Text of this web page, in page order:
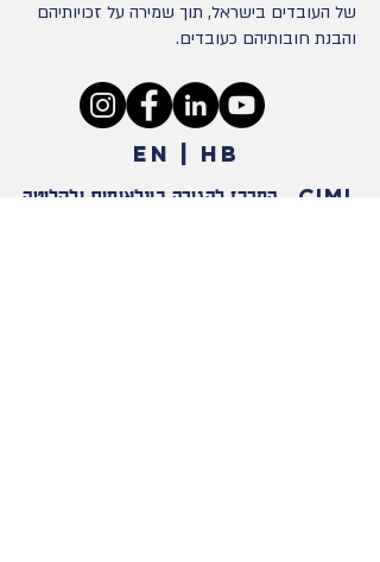
של העובדים בישראל, תוך שמירה על זכויותיהם
והבנת חובותיהם כעובדים.
EN | HB
CIMI המרכז להגירה בינלאומית ולקליטה